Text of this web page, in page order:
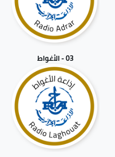
03 - الأغواط